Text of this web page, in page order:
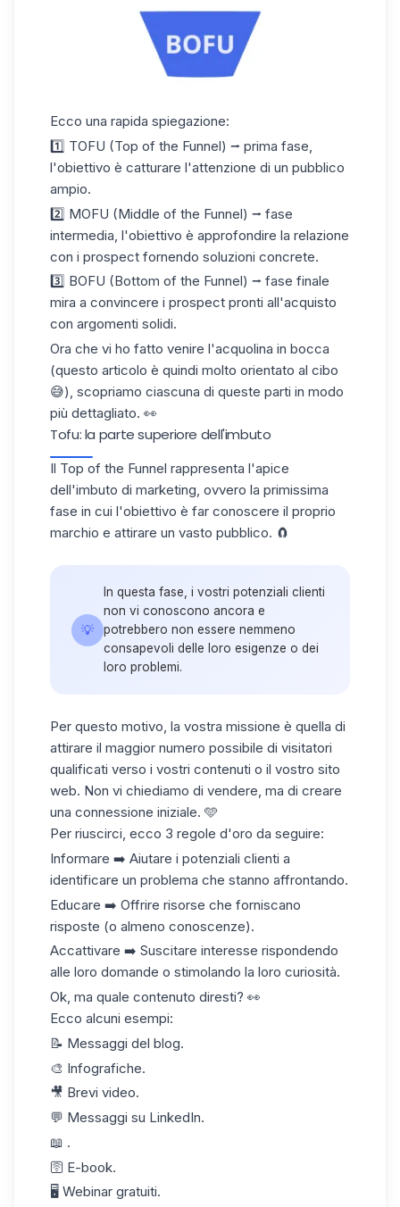
Ecco una rapida spiegazione:
1️⃣ TOFU (Top of the Funnel) ⭢ prima fase,
l'obiettivo è catturare l'attenzione di un pubblico
ampio.
2️⃣ MOFU (Middle of the Funnel) ⭢ fase
intermedia, l'obiettivo è approfondire la relazione
con i prospect fornendo soluzioni concrete.
3️⃣ BOFU (Bottom of the Funnel) ⭢ fase finale
mira a convincere i prospect pronti all'acquisto
con argomenti solidi.
Ora che vi ho fatto venire l'acquolina in bocca
(questo articolo è quindi molto orientato al cibo
😅), scopriamo ciascuna di queste parti in modo
più dettagliato. 👀
Tofu: la parte superiore dell'imbuto
Il Top of the Funnel rappresenta l'apice
dell'imbuto di marketing, ovvero la primissima
fase in cui l'obiettivo è far conoscere il proprio
marchio e attirare un vasto pubblico. 🧲
💡
In questa fase, i vostri potenziali clienti
non vi conoscono ancora e
potrebbero non essere nemmeno
consapevoli delle loro esigenze o dei
loro problemi.
Per questo motivo, la vostra missione è quella di
attirare il maggior numero possibile di visitatori
qualificati verso i vostri contenuti o il vostro sito
web. Non vi chiediamo di vendere, ma di creare
una connessione iniziale. 🩵
Per riuscirci, ecco 3 regole d'oro da seguire:
Informare ➡️ Aiutare i potenziali clienti a
identificare un problema che stanno affrontando.
Educare ➡️ Offrire risorse che forniscano
risposte (o almeno conoscenze).
Accattivare ➡️ Suscitare interesse rispondendo
alle loro domande o stimolando la loro curiosità.
Ok, ma quale contenuto diresti? 👀
Ecco alcuni esempi:
📝 Messaggi del blog.
🎨 Infografiche.
🎥 Brevi video.
💬 Messaggi su LinkedIn.
📖 .
🛜 E-book.
🖥️ Webinar gratuiti.